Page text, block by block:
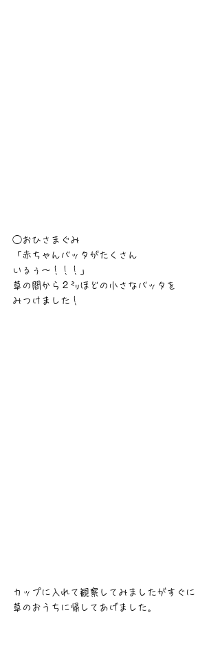
◯おひさまぐみ
「赤ちゃんバッタがたくさん
いるぅ〜！！！」
草の間から２㍉ほどの小さなバッタを
みつけました！
カップに入れて観察してみましたがすぐに
草のおうちに帰してあげました。